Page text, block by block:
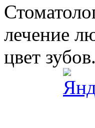
лечение
цвет зубов.